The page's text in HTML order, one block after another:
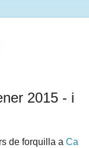
2015 - i
de forquilla a Ca